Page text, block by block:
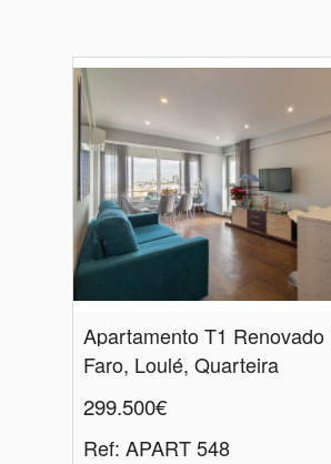
Faro, Loulé, Quarteira
299.500€
Ref: APART 548